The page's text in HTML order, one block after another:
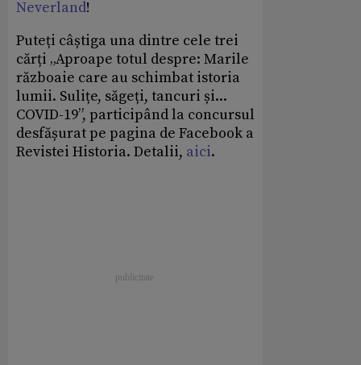
Neverland!
Puteți câștiga una dintre cele trei
cărți „Aproape totul despre: Marile
războaie care au schimbat istoria
lumii. Sulițe, săgeți, tancuri și...
COVID-19”, participând la concursul
desfășurat pe pagina de Facebook a
Revistei Historia. Detalii, aici.